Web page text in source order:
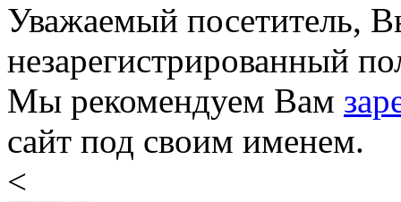
Уважаемый посетитель,
незарегистрированный
Мы рекомендуем Вам
сайт под своим именем.
<